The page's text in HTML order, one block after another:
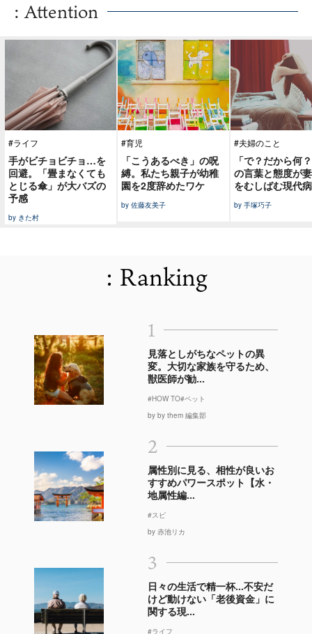
: Attention
#ライフ
手がビチョビチョ…を
回避。「畳まなくても
とじる傘」が大バズの
予感
by きた村
#育児
「こうあるべき」の呪
縛。私たち親子が幼稚
園を2度辞めたワケ
by 佐藤友美子
#夫婦のこと
「で？だから何
の言葉と態度が
をむしばむ現代病
by 手塚巧子
: Ranking
1
見落としがちなペットの異
変。大切な家族を守るため、
獣医師が勧...
#HOW TO#ペット
by by them 編集部
2
属性別に見る、相性が良いお
すすめパワースポット【水・
地属性編...
#スピ
by 赤池リカ
3
日々の生活で精一杯…不安だ
けど動けない「老後資金」に
関する現...
#ライフ